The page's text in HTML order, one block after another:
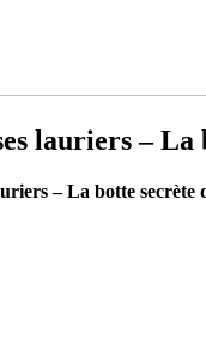
lauriers –
– La botte